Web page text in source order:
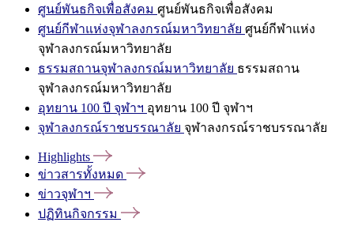
ศูนย์พันธกิจเพื่อสังคม ศูนย์พันธกิจเพื่อสังคม
ศูนย์กีฬาแห่งจุฬาลงกรณ์มหาวิทยาลัย ศูนย์กีฬาแห่ง
จุฬาลงกรณ์มหาวิทยาลัย
ธรรมสถานจุฬาลงกรณ์มหาวิทยาลัย ธรรมสถาน
จุฬาลงกรณ์มหาวิทยาลัย
อุทยาน 100 ปี จุฬาฯ อุทยาน 100 ปี จุฬาฯ
จุฬาลงกรณ์ราชบรรณาลัย จุฬาลงกรณ์ราชบรรณาลัย
Highlights
ข่าวสารทั้งหมด
ข่าวจุฬาฯ
ปฏิทินกิจกรรม